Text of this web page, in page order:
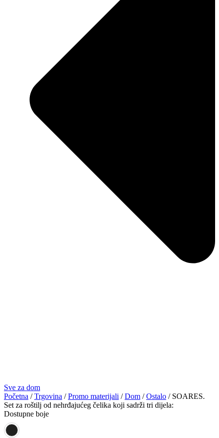
Sve za dom
Početna /Trgovina /Promo materijali /Dom /Ostalo / SOARES.
Set za roštilj od nehrđajućeg čelika koji sadrži tri dijela:
Dostupne boje